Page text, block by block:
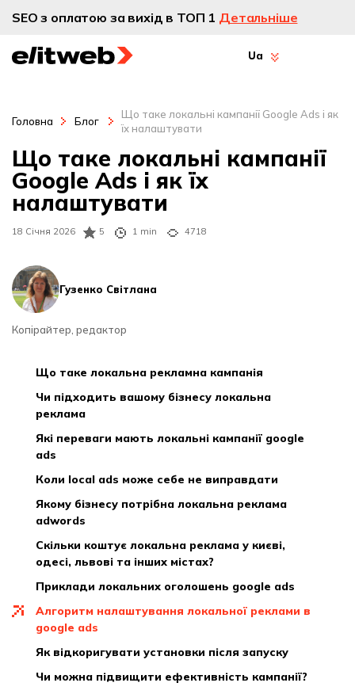
SEO з оплатою за вихід в ТОП 1 Детальніше
Ua
Головна Блог
Що таке локальні кампанії Google Ads і як
їх налаштувати
18 Січня 2026 5 1 min 4718
Гузенко Світлана
Копірайтер, редактор
Що таке локальні кампанії
Google Ads і як їх
налаштувати
що таке локальна рекламна кампанія
чи підходить вашому бізнесу локальна
реклама
які переваги мають локальні кампанії google
ads
коли local ads може себе не виправдати
якому бізнесу потрібна локальна реклама
adwords
скільки коштує локальна реклама у києві,
одесі, львові та інших містах?
приклади локальних оголошень google ads
алгоритм налаштування локальної реклами в
google ads
як відкоригувати установки після запуску
чи можна підвищити ефективність кампанії?